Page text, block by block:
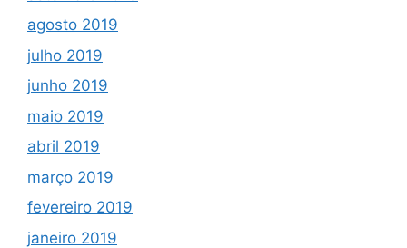
agosto 2019
julho 2019
junho 2019
maio 2019
abril 2019
março 2019
fevereiro 2019
janeiro 2019